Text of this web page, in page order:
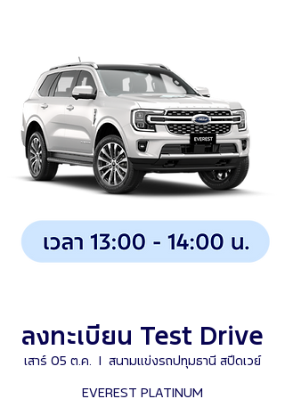
ลงทะเบียน Test Drive
เสาร์ 05 ต.ค.
  |
สนามแข่งรถปทุมธานี สปีดเวย์
EVEREST PLATINUM